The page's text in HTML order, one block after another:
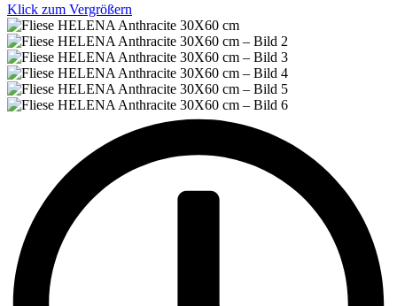
Klick zum Vergrößern